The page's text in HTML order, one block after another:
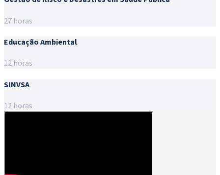
27 horas
Educação Ambiental
12 horas
SINVSA
12 horas